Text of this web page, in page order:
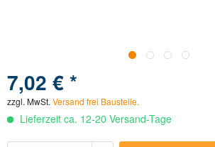
7,02 € *
zzgl. MwSt. Versand frei Baustelle.
Lieferzeit ca. 12-20 Versand-Tage